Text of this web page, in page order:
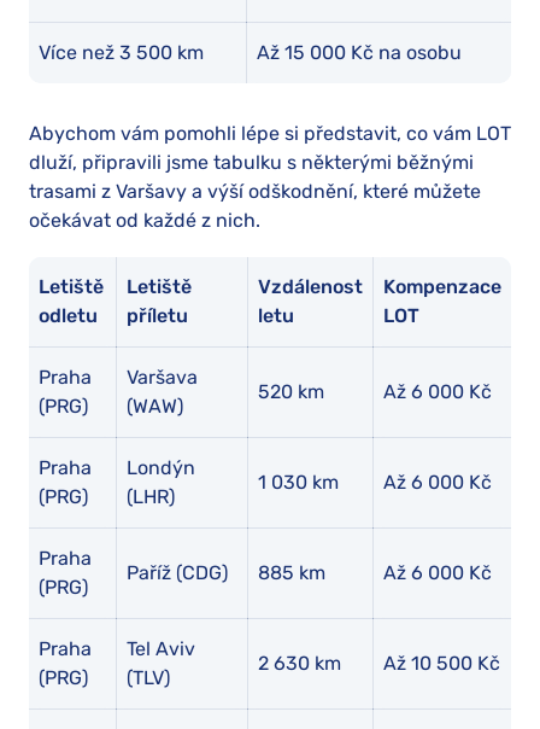
Více než 3 500 km Až 15 000 Kč na osobu
Abychom vám pomohli lépe si představit, co vám LOT
dluží, připravili jsme tabulku s některými běžnými
trasami z Varšavy a výší odškodnění, které můžete
očekávat od každé z nich.
Letiště
odletu
Letiště
příletu
Vzdálenost
letu
Kompenzace
LOT
Praha
(PRG)
Varšava
(WAW)
520 km Až 6 000 Kč
Praha
(PRG)
Londýn
(LHR)
1 030 km Až 6 000 Kč
Praha
(PRG)
Paříž (CDG) 885 km Až 6 000 Kč
Praha
(PRG)
Tel Aviv
(TLV)
2 630 km Až 10 500 Kč